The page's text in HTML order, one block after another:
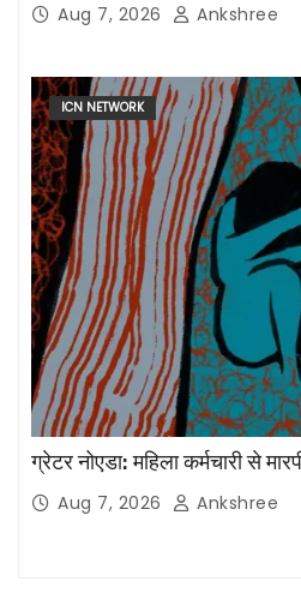
Aug 7, 2026 Ankshree
ICN NETWORK
ग्रेटर नोएडा: महिला कर्मचारी से
Aug 7, 2026 Ankshree